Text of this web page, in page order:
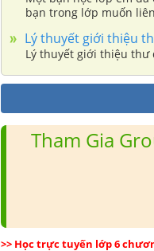
bạn trong lớp muốn
Lý thuyết giới thiệu
Lý thuyết giới thiệu thư
Tham Gia
>> Học trực tuyến lớp 6